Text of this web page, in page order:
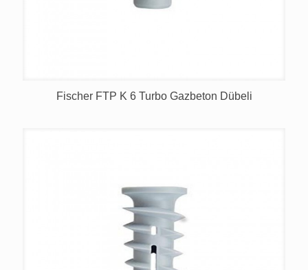
Fischer FTP K 6 Turbo Gazbeton Dübeli